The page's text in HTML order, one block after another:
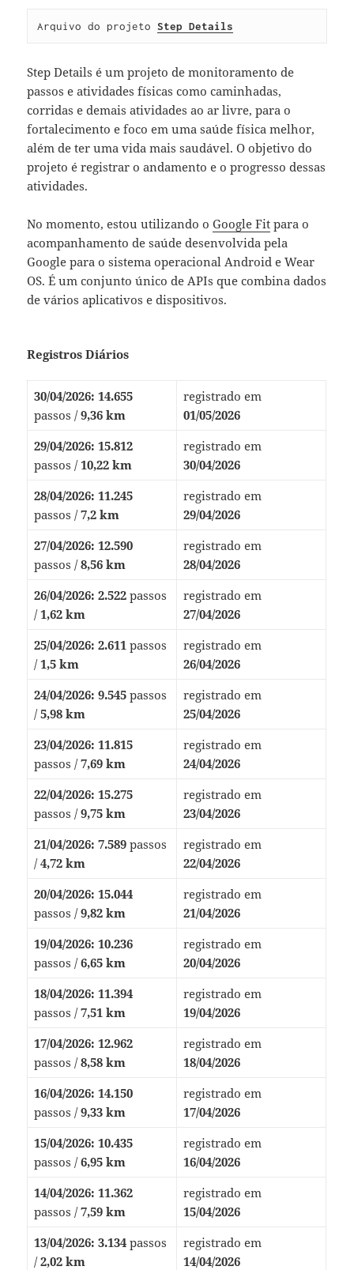
Arquivo do projeto Step Details
Step Details é um projeto de monitoramento de
passos e atividades físicas como caminhadas,
corridas e demais atividades ao ar livre, para o
fortalecimento e foco em uma saúde física melhor,
além de ter uma vida mais saudável. O objetivo do
projeto é registrar o andamento e o progresso dessas
atividades.
No momento, estou utilizando oGoogle Fit para o
acompanhamento de saúde desenvolvida pela
Google para o sistema operacional Android e Wear
OS. É um conjunto único de APIs que combina dados
de vários aplicativos e dispositivos.
Registros Diários
30/04/2026: 14.655
passos /9,36 km
registrado em
01/05/2026
29/04/2026: 15.812
passos /10,22 km
registrado em
30/04/2026
28/04/2026: 11.245
passos /7,2 km
registrado em
29/04/2026
27/04/2026: 12.590
passos /8,56 km
registrado em
28/04/2026
26/04/2026: 2.522passos
/1,62 km
registrado em
27/04/2026
25/04/2026: 2.611 passos
/1,5 km
registrado em
26/04/2026
24/04/2026: 9.545passos
/5,98 km
registrado em
25/04/2026
23/04/2026: 11.815
passos /7,69 km
registrado em
24/04/2026
22/04/2026: 15.275
passos /9,75 km
registrado em
23/04/2026
21/04/2026: 7.589passos
/4,72 km
registrado em
22/04/2026
20/04/2026: 15.044
passos /9,82 km
registrado em
21/04/2026
19/04/2026: 10.236
passos /6,65 km
registrado em
20/04/2026
18/04/2026: 11.394
passos /7,51 km
registrado em
19/04/2026
17/04/2026: 12.962
passos /8,58 km
registrado em
18/04/2026
16/04/2026: 14.150
passos /9,33 km
registrado em
17/04/2026
15/04/2026: 10.435
passos /6,95 km
registrado em
16/04/2026
14/04/2026: 11.362
passos /7,59 km
registrado em
15/04/2026
13/04/2026: 3.134passos
/2,02 km
registrado em
14/04/2026